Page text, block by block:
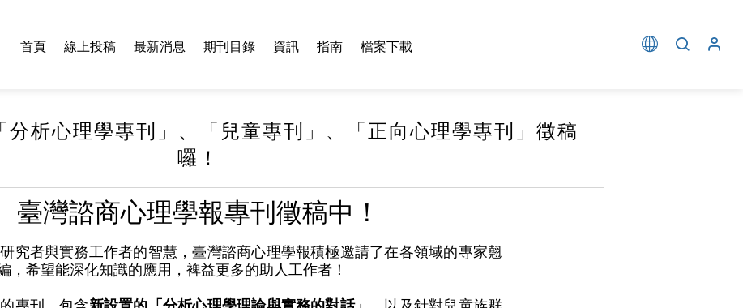
首頁 線上投稿 最新消息 期刊目錄 資訊 指南 檔案下載
分析心理學專刊」、「兒童專刊」、「正向心理學專刊」徵稿
囉！
臺灣諮商心理學報專刊徵稿中！
究者與實務工作者的智慧，臺灣諮商心理學報積極邀請了在各領域的專家翹
，希望能深化知識的應用，裨益更多的助人工作者！